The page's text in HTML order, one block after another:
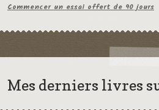
Commencer un essai offert de 90 jours
Mes derniers livres